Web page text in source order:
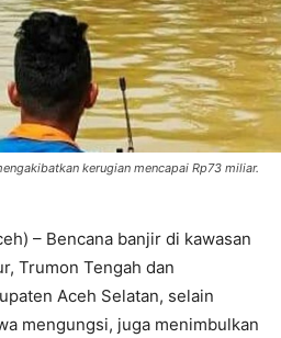
kerugian mencapai Rp73 miliar.
– Bencana banjir di kawasan
Trumon Tengah dan
Aceh Selatan, selain
mengungsi, juga menimbulkan